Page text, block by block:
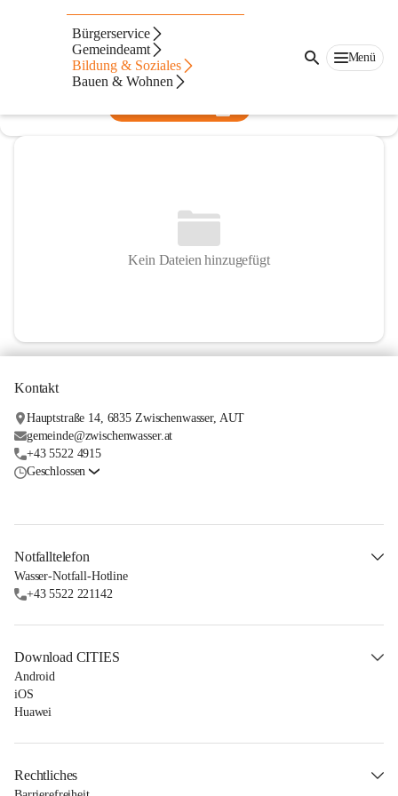
Bürgerservice
Gemeindeamt
Bildung & Soziales
Bauen & Wohnen
Menü
Volksschule Muntlix
@volksschule-muntlix
Volksschule
Kein Dateien hinzugefügt
Kontakt
Hauptstraße 14, 6835 Zwischenwasser, AUT
gemeinde@zwischenwasser.at
+43 5522 4915
Geschlossen
Notfalltelefon
Wasser-Notfall-Hotline
+43 5522 221142
Download CITIES
Android
iOS
Huawei
Rechtliches